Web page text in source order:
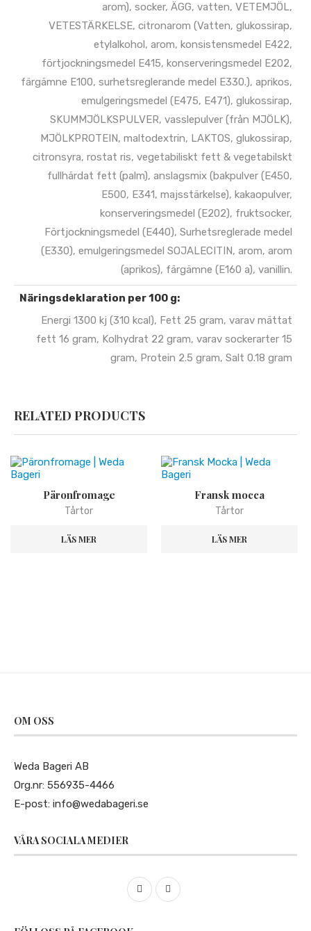
arom), socker, ÄGG, vatten, VETEMJÖL,
VETESTÄRKELSE, citronarom (Vatten, glukossirap,
etylalkohol, arom, konsistensmedel E422,
förtjockningsmedel E415, konserveringsmedel E202,
färgämne E100, surhetsreglerande medel E330.), aprikos,
emulgeringsmedel (E475, E471), glukossirap,
SKUMMJÖLKSPULVER, vasslepulver (från MJÖLK),
MJÖLKPROTEIN, maltodextrin, LAKTOS, glukossirap,
citronsyra, rostat ris, vegetabiliskt fett & vegetabilskt
fullhärdat fett (palm), anslagsmix (bakpulver (E450,
E500, E341, majsstärkelse), kakaopulver,
konserveringsmedel (E202), fruktsocker,
Förtjockningsmedel (E440), Surhetsreglerade medel
(E330), emulgeringsmedel SOJALECITIN, arom, arom
(aprikos), färgämne (E160 a), vanillin.
Näringsdeklaration per 100 g:
Energi 1300 kj (310 kcal), Fett 25 gram, varav mättat
fett 16 gram, Kolhydrat 22 gram, varav sockerarter 15
gram, Protein 2.5 gram, Salt 0.18 gram
RELATED PRODUCTS
Päronfromage
Tårtor
LÄS MER
Fransk mocca
Tårtor
LÄS MER
OM OSS
Weda Bageri AB
Org.nr: 556935-4466
E-post: info@wedabageri.se
VÅRA SOCIALA MEDIER